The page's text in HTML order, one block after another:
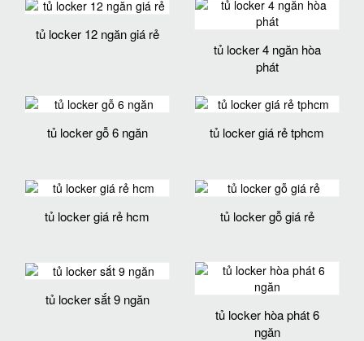
tủ locker 12 ngăn giá rẻ
tủ locker 4 ngăn hòa
phát
tủ locker gỗ 6 ngăn tủ locker giá rẻ tphcm
tủ locker giá rẻ hcm tủ locker gỗ giá rẻ
tủ locker sắt 9 ngăn
tủ locker hòa phát 6
ngăn